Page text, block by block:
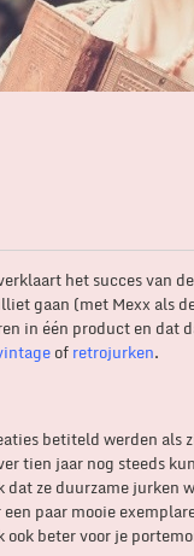
het succes van
gaan (met Mexx als
in één product en dat
ofretrojurken.
betiteld werden
tien jaar nog steeds
ze duurzame jurken
paar mooie
beter voor je